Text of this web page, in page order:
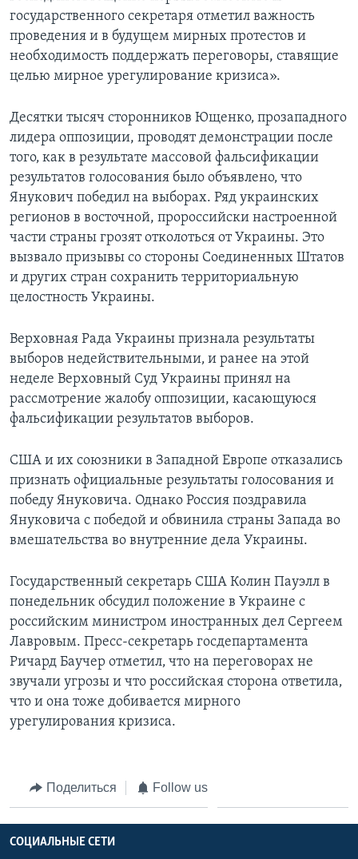
государственного секретаря отметил важность
проведения и в будущем мирных протестов и
необходимость поддержать переговоры, ставящие
целью мирное урегулирование кризиса».
Десятки тысяч сторонников Ющенко‚ прозападного
лидера оппозиции, проводят демонстрации после
того‚ как в результате массовой фальсификации
результатов голосования было объявлено‚ что
Янукович победил на выборах. Ряд украинских
регионов в восточной, пророссийски настроенной
части страны грозят отколоться от Украины. Это
вызвало призывы со стороны Соединенных Штатов
и других стран сохранить территориальную
целостность Украины.
Верховная Рада Украины признала результаты
выборов недействительными‚ и ранее на этой
неделе Верховный Суд Украины принял на
рассмотрение жалобу оппозиции, касающуюся
фальсификации результатов выборов.
США и их союзники в Западной Европе отказались
признать официальные результаты голосования и
победу Януковича. Однако Россия поздравила
Януковича с победой и обвинила страны Запада во
вмешательства во внутренние дела Украины.
Государственный секретарь США Колин Пауэлл в
понедельник обсудил положение в Украине с
российским министром иностранных дел Сергеем
Лавровым. Пресс-секретарь госдепартамента
Ричард Баучер отметил‚ что на переговорах не
звучали угрозы и что российская сторона ответила‚
что и она тоже добивается мирного
урегулирования кризиса.
Поделиться Follow us
СОЦИАЛЬНЫЕ СЕТИ